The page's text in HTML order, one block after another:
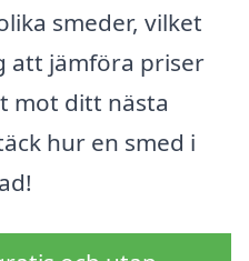
smeder, vilket
att jämföra priser
mot ditt nästa
hur en smed i